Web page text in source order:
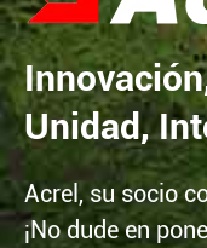
Unidad,
Acrel, su socio
¡No dude en